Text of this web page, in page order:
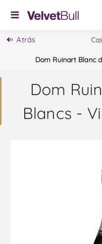
Atrás
Dom Ruinart Blanc
Dom
Blancs -